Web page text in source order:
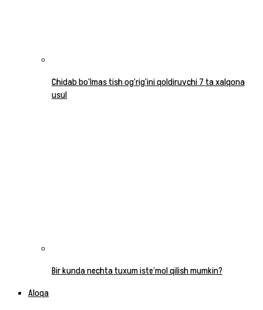
Chidab bo‘lmas tish og‘rig‘ini qoldiruvchi 7 ta xalqona
usul
Bir kunda nechta tuxum iste’mol qilish mumkin?
Aloqa